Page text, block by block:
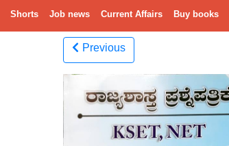
Shorts Job news Current Affairs Buy books
Previous